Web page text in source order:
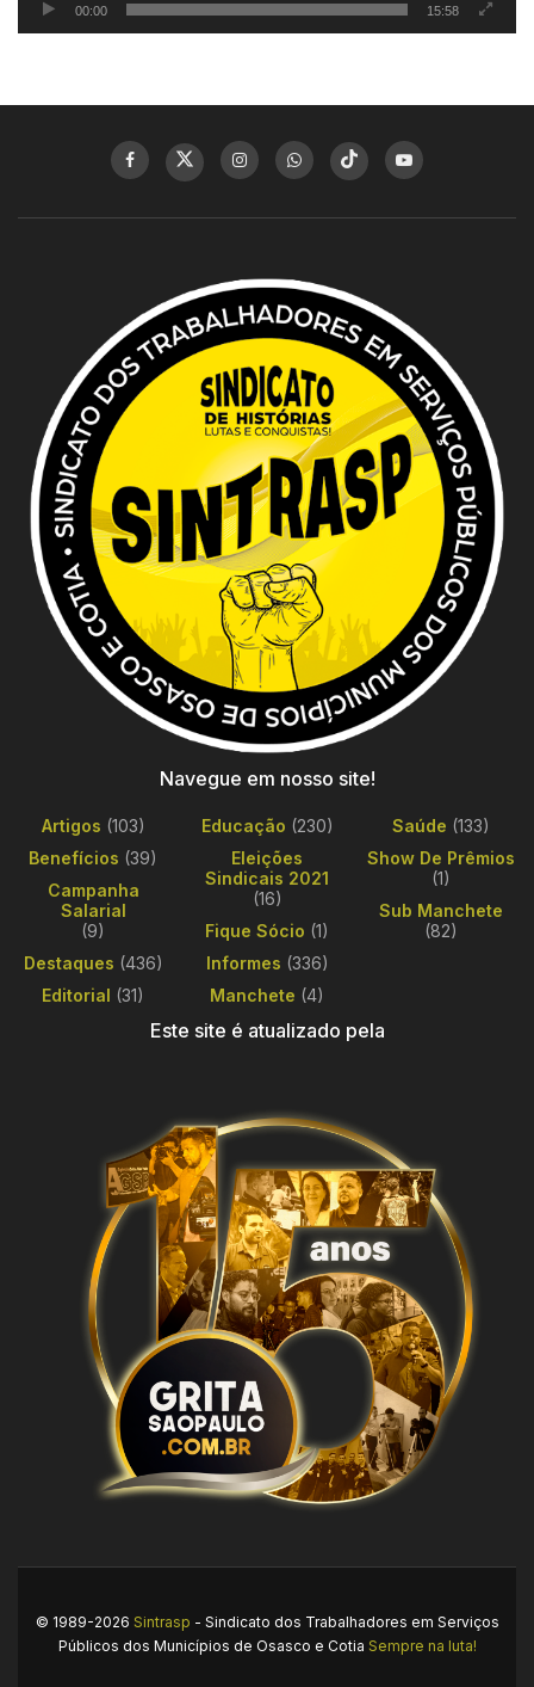
00:00 15:58
Navegue em nosso site!
Artigos (103)
Benefícios (39)
Campanha
Salarial
(9)
Destaques (436)
Editorial (31)
Educação (230)
Eleições
Sindicais 2021
(16)
Fique Sócio (1)
Informes (336)
Manchete (4)
Saúde (133)
Show De Prêmios
(1)
Sub Manchete
(82)
Este site é atualizado pela
© 1989-2026 Sintrasp - Sindicato dos Trabalhadores em Serviços
Públicos dos Municípios de Osasco e Cotia Sempre na luta!